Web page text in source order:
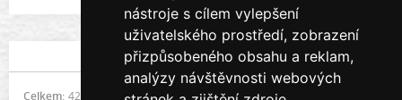
nástroje s cílem vylepšení
uživatelského prostředí, zobrazení
přizpůsobeného obsahu a reklam,
analýzy návštěvnosti webových
STATISTIKY
Celkem: 421504